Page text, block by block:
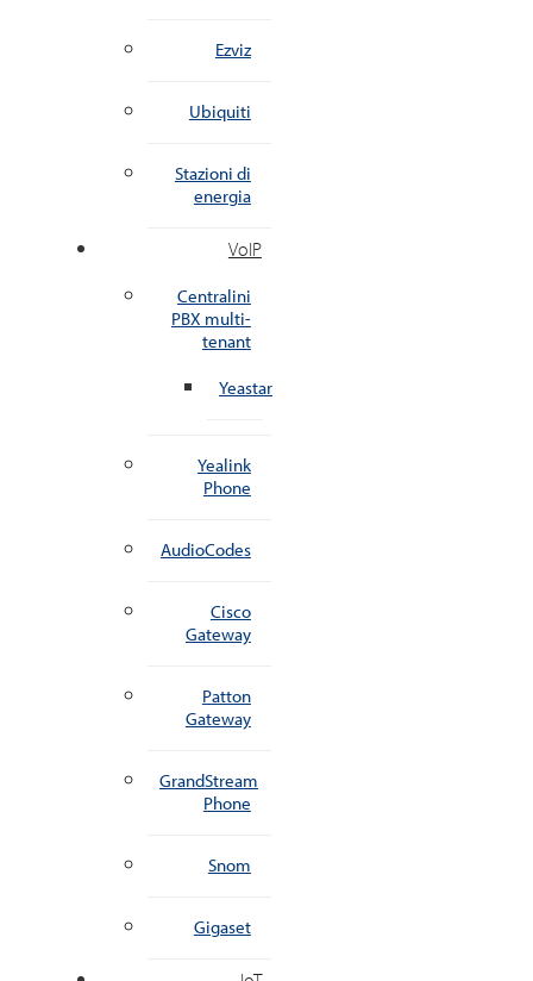
Ezviz
Ubiquiti
Stazioni di
energia
VoIP
Centralini
PBX multi-
tenant
Yeastar
Yealink
Phone
AudioCodes
Cisco
Gateway
Patton
Gateway
GrandStream
Phone
Snom
Gigaset